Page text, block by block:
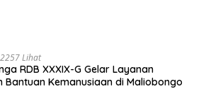
Lihat
RDB XXXIX-G Gelar Layanan
Bantuan Kemanusiaan di Maliobongo